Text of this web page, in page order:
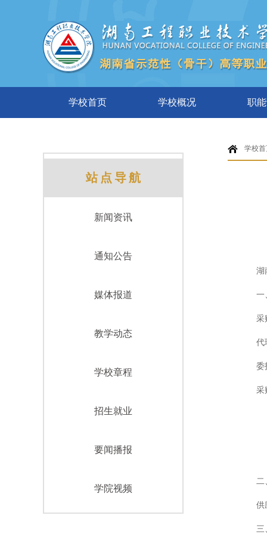
学校首页 学校概况 职
站点导航
新闻资讯
通知公告
媒体报道
教学动态
学校章程
招生就业
要闻播报
学院视频
学校
湖
一
采
代
委
采
供
三